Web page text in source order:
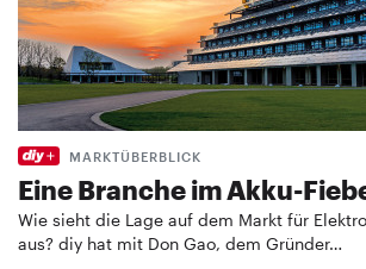
MARKTÜBERBLICK
Eine Branche im Akku-
Wie sieht die Lage auf dem Markt für
aus? diy hat mit Don Gao, dem Gründer…